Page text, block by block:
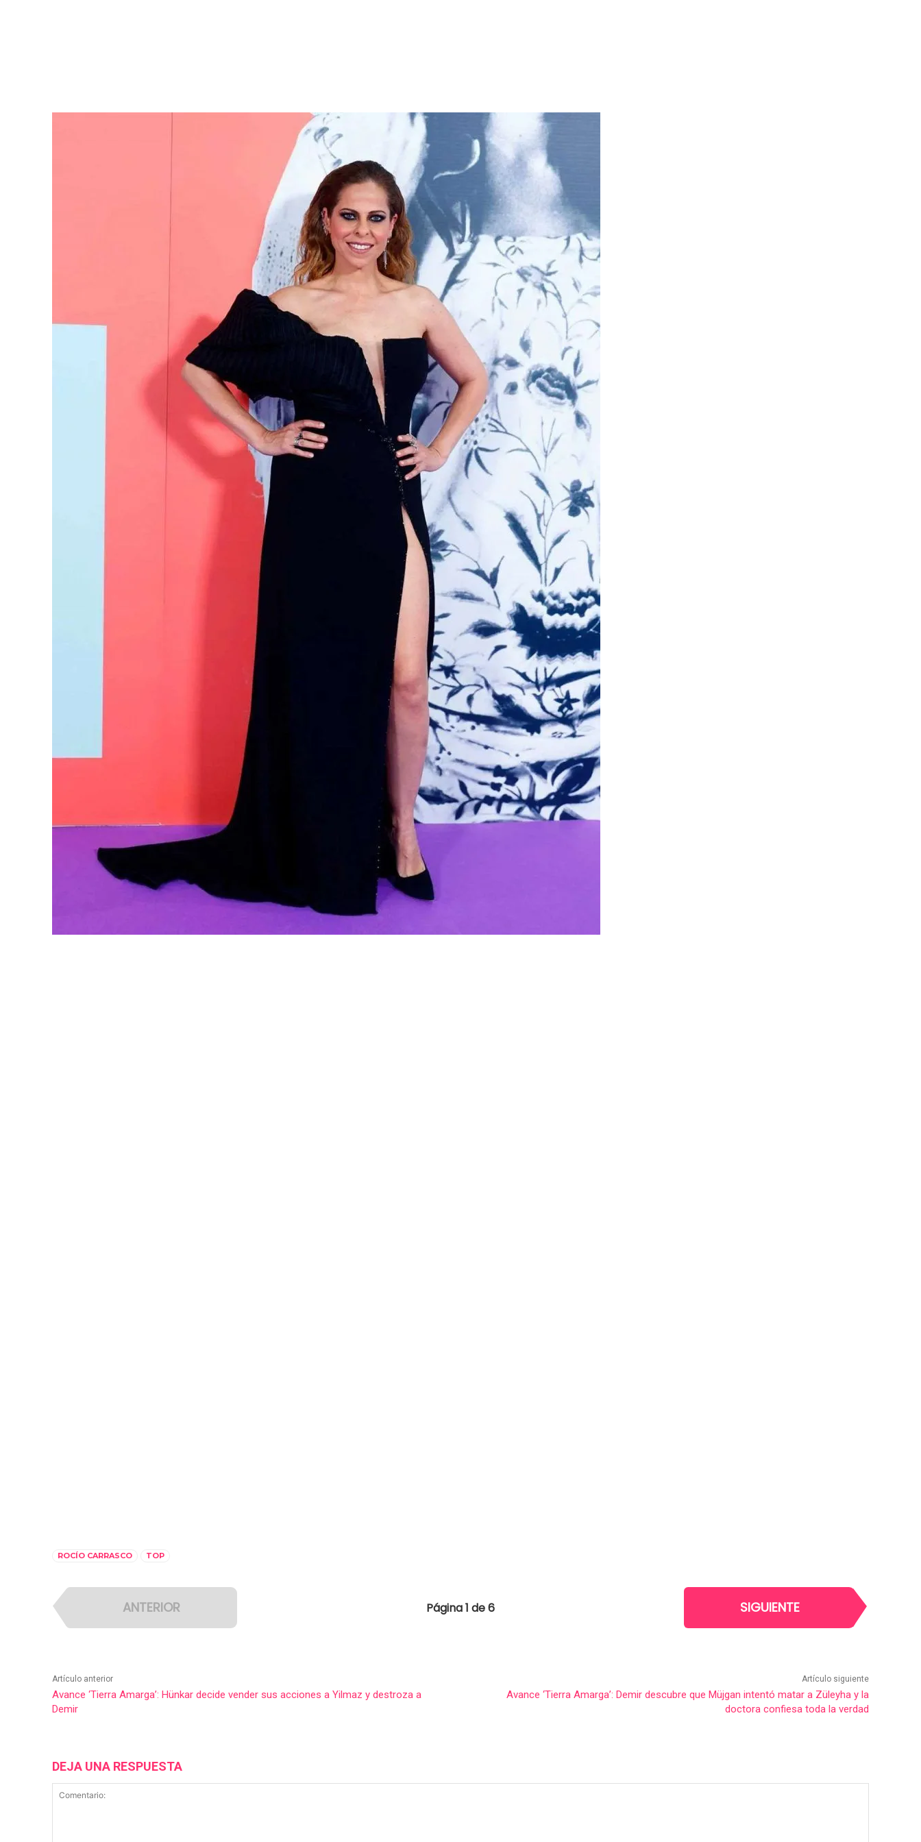
ROCÍO CARRASCO TOP
ANTERIOR Página 1 de 6 SIGUIENTE
Artículo anterior
Avance ‘Tierra Amarga’: Hünkar decide vender sus acciones a Yilmaz y destroza a
Demir
Artículo siguiente
Avance ‘Tierra Amarga’: Demir descubre que Müjgan intentó matar a Züleyha y la
doctora confiesa toda la verdad
DEJA UNA RESPUESTA